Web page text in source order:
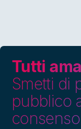
Tutti
Smetti di
pubblico